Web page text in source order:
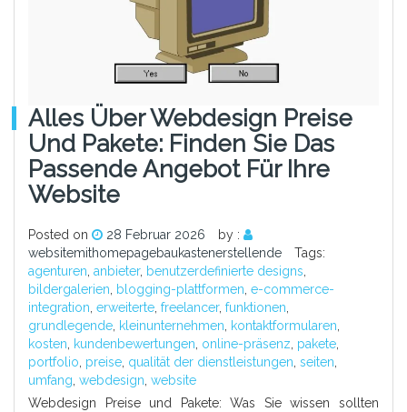
Alles Über Webdesign Preise
Und Pakete: Finden Sie Das
Passende Angebot Für Ihre
Website
Posted on 28 Februar 2026
by :
websitemithomepagebaukastenerstellende
Tags:
agenturen anbieter, benutzerdefinierte designs
bildergalerien
blogging-plattformen e-commerce-
integration erweiterte freelancer, funktionen
grundlegende kleinunternehmen kontaktformularen
kosten
kundenbewertungen online-präsenz pakete
portfolio preise qualität der dienstleistungen seiten
umfang webdesign website
Webdesign Preise und Pakete: Was Sie wissen sollten